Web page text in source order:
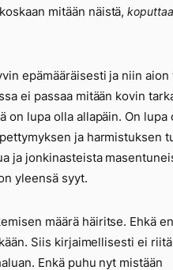
mitään näistä,
epämääräisesti ja niin aion
ei passaa mitään kovin
on lupa olla allapäin. On lupa
ja harmistuksen
ja jonkinasteista
yleensä syyt.
määrä häiritse. Ehkä
Siis kirjaimellisesti ei riitä
Enkä puhu nyt mistään